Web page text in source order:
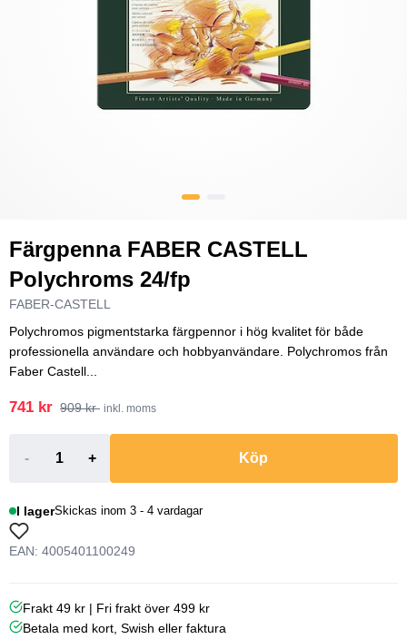
Färgpenna FABER CASTELL
Polychroms 24/fp
FABER-CASTELL
Polychromos pigmentstarka färgpennor i hög kvalitet för både
professionella användare och hobbyanvändare. Polychromos från
Faber Castell...
741 kr 909 kr inkl. moms
- + Köp
I lagerSkickas inom 3 - 4 vardagar
EAN: 4005401100249
Frakt 49 kr | Fri frakt över 499 kr
Betala med kort, Swish eller faktura